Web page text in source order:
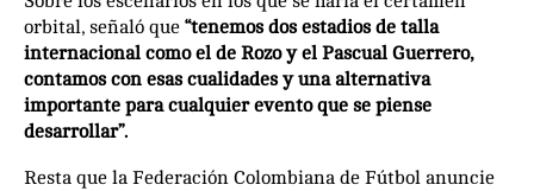
orbital, señaló que “tenemos dos estadios de talla
internacional como el de Rozo y el Pascual Guerrero,
contamos con esas cualidades y una alternativa
importante para cualquier evento que se piense
desarrollar”.
Resta que la Federación Colombiana de Fútbol anuncie